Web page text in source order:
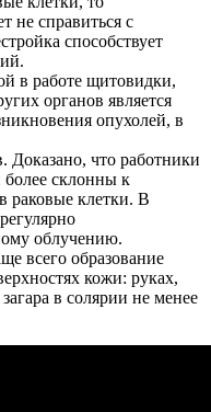
не справиться с
способствует
в работе щитовидки,
органов является
опухолей, в
Доказано, что работники
склонны к
раковые клетки. В
облучению.
всего образование
кожи: руках,
в солярии не менее